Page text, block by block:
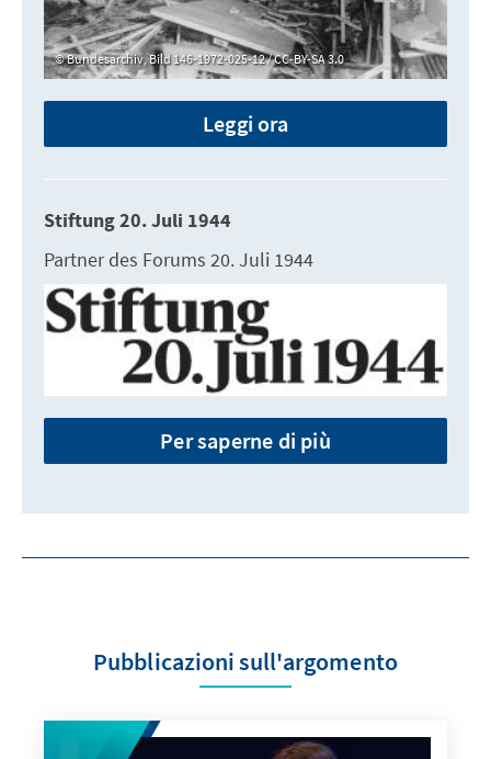
Bundesarchiv, Bild 146-1972-025-12 / CC-BY-SA 3.0
Leggi ora
Stiftung 20. Juli 1944
Partner des Forums 20. Juli 1944
Per saperne di più
Pubblicazioni sull'argomento